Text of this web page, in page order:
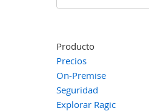
Producto
Precios
On-Premise
Seguridad
Explorar Ragic